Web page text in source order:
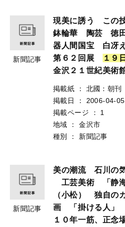
新聞記事
現美に誘う この
鉢輪華 陶芸 徳
器人間国宝 白冴
第６２回展
１ ９ 日
金沢２１世紀美術
掲載紙 ：
北國：朝刊
掲載日
：
2006-04-05
掲載ページ
：
1
地域
：
金沢市
種別
： 新聞記事
新聞記事
美の潮流 石川の
工芸美術 「静
（小松） 独自の
画 「掛ける人」
１０年一筋、正